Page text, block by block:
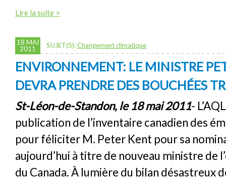
Lire la suite >
18 MAI
2011
SUJET(S):Changement climatique
ENVIRONNEMENT: LE MINISTRE
DEVRA PRENDRE DES BOUCHÉES
St-Léon-de-Standon, le 18 mai 2011-
publication de l’inventaire canadien des
pour féliciter M. Peter Kent pour sa
aujourd’hui à titre de nouveau ministre de
du Canada. À lumière du bilan désastreux